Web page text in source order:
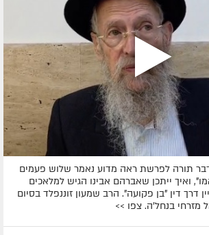
דבר תורה לפרשת ראה מדוע נאמר שלוש פעמים
ואיך ייתכן שאברהם אבינו הגיש למלאכים
דרך דין "בן פקועה". הרב שמעון זוננפלד בסיום
מזרחי בנחל'ה. צפו >>